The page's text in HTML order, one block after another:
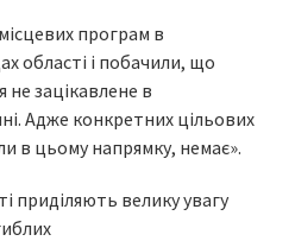
програм в
області і побачили, що
не зацікавлене в
Адже конкретних цільових
в цьому напрямку, немає».
приділяють велику увагу